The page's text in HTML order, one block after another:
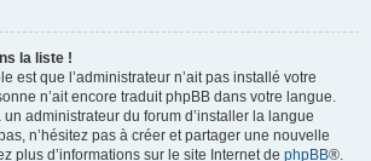
la liste !
est que l’administrateur n’ait pas installé votre
n’ait encore traduit phpBB dans votre langue.
administrateur du forum d’installer la langue
n’hésitez pas à créer et partager une nouvelle
plus d’informations sur le site Internet de phpBB®.